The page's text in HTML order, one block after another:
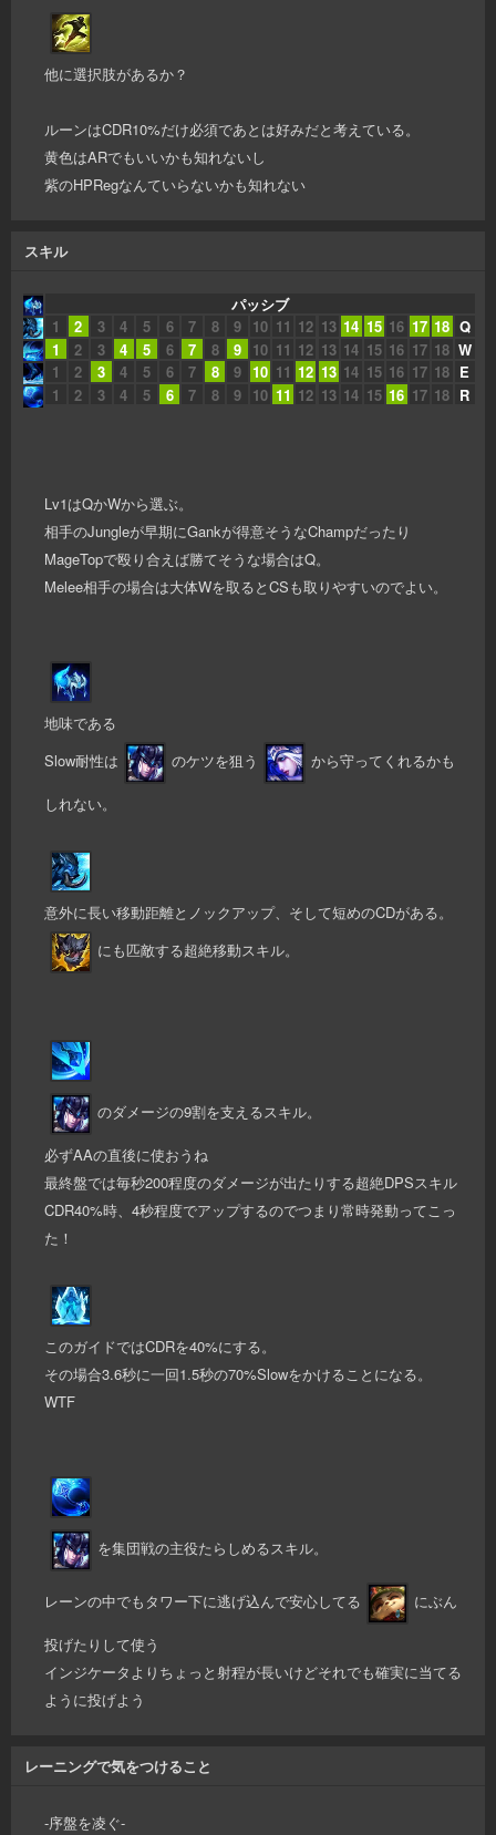
他に選択肢があるか？
ルーンはCDR10%だけ必須であとは好みだと考えている。
黄色はARでもいいかも知れないし
紫のHPRegなんていらないかも知れない
スキル
パッシブ
1
2 3 4 5 6 7 8 9 10 11 12 13 14 15 16 17 18 Q
1
2 3 4 5 6 7 8 9 10 11 12 13 14 15 16 17 18 W
1
2 3 4 5 6 7 8 9 10 11 12 13 14 15 16 17 18 E
1
2 3 4 5 6 7 8 9 10 11 12 13 14 15 16 17 18 R
Lv1はQかWから選ぶ。
相手のJungleが早期にGankが得意そうなChampだったり
MageTopで殴り合えば勝てそうな場合はQ。
Melee相手の場合は大体Wを取るとCSも取りやすいのでよい。
地味である
Slow耐性は
のケツを狙う から守ってくれるかも
しれない。
意外に長い移動距離とノックアップ、そして短めのCDがある。
にも匹敵する超絶移動スキル。
のダメージの9割を支えるスキル。
必ずAAの直後に使おうね
最終盤では毎秒200程度のダメージが出たりする超絶DPSスキル
CDR40%時、4秒程度でアップするのでつまり常時発動ってこっ
た！
このガイドではCDRを40%にする。
その場合3.6秒に一回1.5秒の70%Slowをかけることになる。
WTF
を集団戦の主役たらしめるスキル。
レーンの中でもタワー下に逃げ込んで安心してる にぶん
投げたりして使う
インジケータよりちょっと射程が長いけどそれでも確実に当てる
ように投げよう
レーニングで気をつけること
-序盤を凌ぐ-